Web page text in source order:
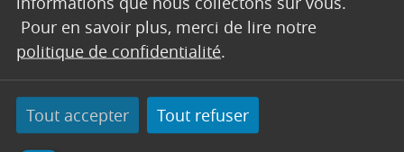
Pour en savoir plus, merci de lire notre
politique de confidentialité.
Tout accepter Tout refuser
de l’examen
La signature des 2 parties
Des conseils, ainsi que la précision selon
dans des conditions compatibles avec ses
besoins biologiques & comportementaux mais